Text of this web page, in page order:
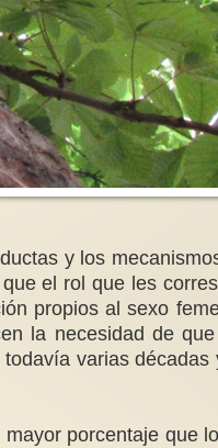
y los
el rol que les
propios al sexo
la necesidad de
varias
porcentaje que